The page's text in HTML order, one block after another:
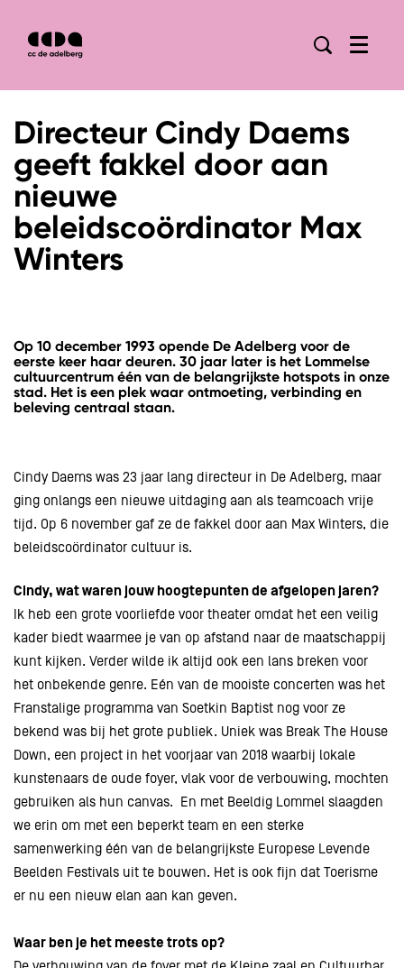
Menu
Directeur Cindy Daems
geeft fakkel door aan
nieuwe
beleidscoördinator Max
Winters
Op 10 december 1993 opende De Adelberg voor de
eerste keer haar deuren. 30 jaar later is het Lommelse
cultuurcentrum één van de belangrijkste hotspots in onze
stad. Het is een plek waar ontmoeting, verbinding en
beleving centraal staan.
Cindy Daems was 23 jaar lang directeur in De Adelberg, maar
ging onlangs een nieuwe uitdaging aan als teamcoach vrije
tijd. Op 6 november gaf ze de fakkel door aan Max Winters, die
beleidscoördinator cultuur is.
Cindy, wat waren jouw hoogtepunten de afgelopen jaren?
Ik heb een grote voorliefde voor theater omdat het een veilig
kader biedt waarmee je van op afstand naar de maatschappij
kunt kijken. Verder wilde ik altijd ook een lans breken voor
het onbekende genre. Eén van de mooiste concerten was het
Franstalige programma van Soetkin Baptist nog voor ze
bekend was bij het grote publiek. Uniek was Break The House
Down, een project in het voorjaar van 2018 waarbij lokale
kunstenaars de oude foyer, vlak voor de verbouwing, mochten
gebruiken als hun canvas. En met Beeldig Lommel slaagden
we erin om met een beperkt team en een sterke
samenwerking één van de belangrijkste Europese Levende
Beelden Festivals uit te bouwen. Het is ook fijn dat Toerisme
er nu een nieuw elan aan kan geven.
Waar ben je het meeste trots op?